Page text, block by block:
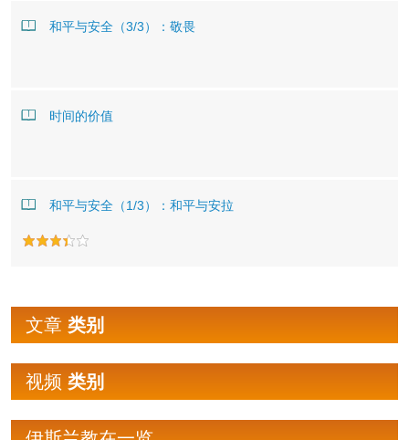
和平与安全（3/3）：敬畏
时间的价值
和平与安全（1/3）：和平与安拉
文章 类别
视频 类别